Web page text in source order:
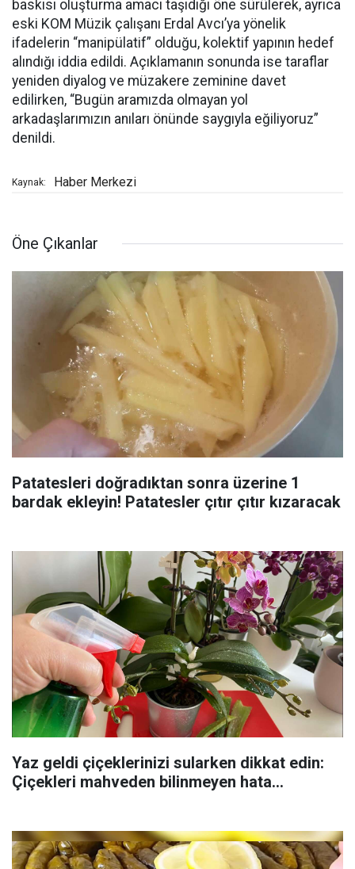
baskısı oluşturma amacı taşıdığı öne sürülerek, ayrıca
eski KOM Müzik çalışanı Erdal Avcı’ya yönelik
ifadelerin “manipülatif” olduğu, kolektif yapının hedef
alındığı iddia edildi. Açıklamanın sonunda ise taraflar
yeniden diyalog ve müzakere zeminine davet
edilirken, “Bugün aramızda olmayan yol
arkadaşlarımızın anıları önünde saygıyla eğiliyoruz”
denildi.
Kaynak: Haber Merkezi
Öne Çıkanlar
Patatesleri doğradıktan sonra üzerine 1
bardak ekleyin! Patatesler çıtır çıtır kızaracak
Yaz geldi çiçeklerinizi sularken dikkat edin:
Çiçekleri mahveden bilinmeyen hata...